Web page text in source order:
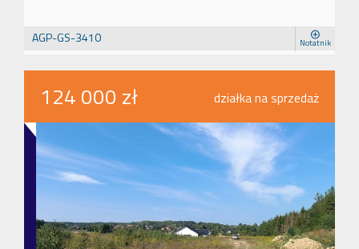
AGP-GS-3410 Notatnik
124 000 zł działka na sprzedaż